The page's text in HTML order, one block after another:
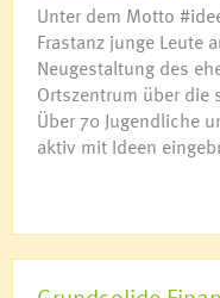
Unter dem Motto
Frastanz junge Leute
Neugestaltung des
Ortszentrum über die
Über 70 Jugendliche
aktiv mit Ideen